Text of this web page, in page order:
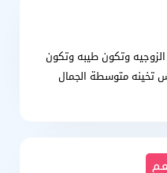
الحياه الزوجيه وتكون طيبه وتكون
تخينه متوسطة الجمال